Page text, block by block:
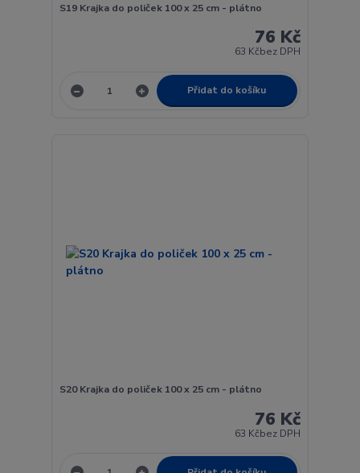
S19 Krajka do poliček 100 x 25 cm - plátno
76 Kč
63 Kčbez DPH
Přidat do košíku
S20 Krajka do poliček 100 x 25 cm - plátno
76 Kč
63 Kčbez DPH